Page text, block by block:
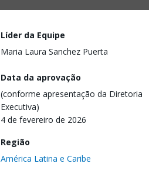
Líder da Equipe
Maria Laura Sanchez Puerta
Data da aprovação
(conforme apresentação da Diretoria
Executiva)
4 de fevereiro de 2026
Região
América Latina e Caribe